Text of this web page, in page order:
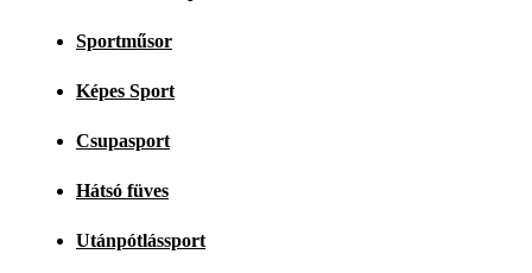
Sportműsor
Képes Sport
Csupasport
Hátsó füves
Utánpótlássport